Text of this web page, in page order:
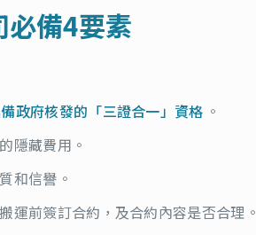
必備4要素
政府核發的「三證合一」資格 。
隱藏費用。
和信譽。
運前簽訂合約，及合約內容是否合理。